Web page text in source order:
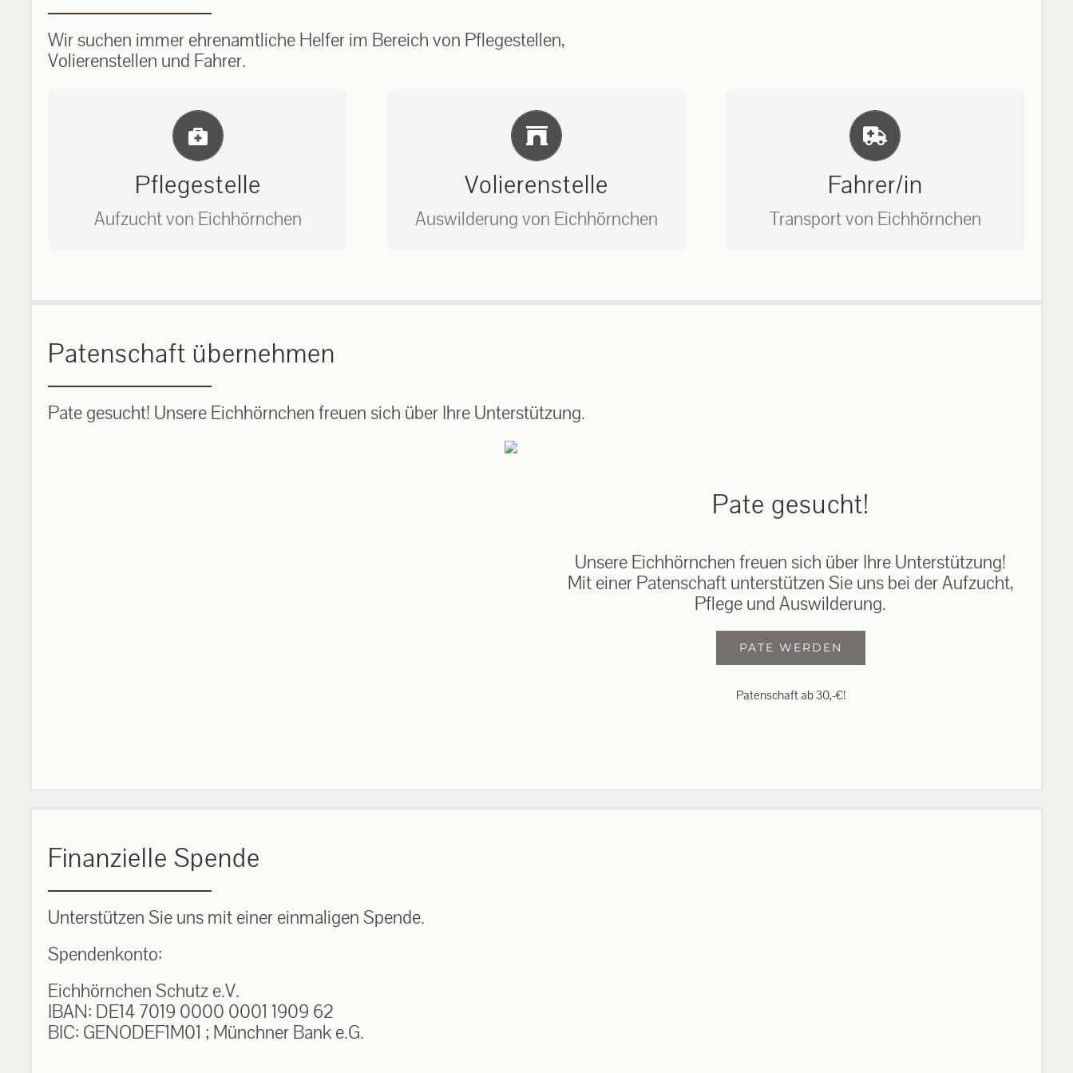
Wir suchen immer ehrenamtliche Helfer im Bereich von Pflegestellen,
Volierenstellen und Fahrer.
Pflegestelle
Aufzucht von Eichhörnchen
Einlernung und Infos
Volierenstelle
Auswilderung von Eichhörnchen
Einlernung und Infos
Fahrer/in
Transport von Eichhörnchen
Einlernung und Infos
Patenschaft übernehmen
Pate gesucht! Unsere Eichhörnchen freuen sich über Ihre Unterstützung.
Pate gesucht!
Unsere Eichhörnchen freuen sich über Ihre Unterstützung!
Mit einer Patenschaft unterstützen Sie uns bei der Aufzucht,
Pflege und Auswilderung.
PATE WERDEN
Patenschaft ab 30,-€!
Finanzielle Spende
Unterstützen Sie uns mit einer einmaligen Spende.
Spendenkonto:
Eichhörnchen Schutz e.V.
IBAN: DE14 7019 0000 0001 1909 62
BIC: GENODEF1M01 ; Münchner Bank e.G.